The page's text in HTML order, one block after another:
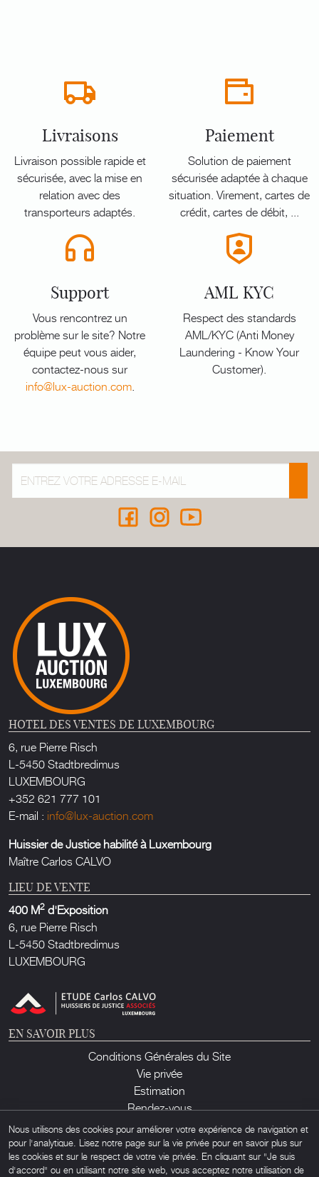
Livraisons
Livraison possible rapide et
sécurisée, avec la mise en
relation avec des
transporteurs adaptés.
Paiement
Solution de paiement
sécurisée adaptée à chaque
situation. Virement, cartes de
crédit, cartes de débit, ...
Support
Vous rencontrez un
problème sur le site? Notre
équipe peut vous aider,
contactez-nous sur
info@lux-auction.com.
AML KYC
Respect des standards
AML/KYC (Anti Money
Laundering - Know Your
Customer).
HOTEL DES VENTES DE LUXEMBOURG
6, rue Pierre Risch
L-5450 Stadtbredimus
LUXEMBOURG
+352 621 777 101
E-mail : info@lux-auction.com
Huissier de Justice habilité à Luxembourg
Maître Carlos CALVO
LIEU DE VENTE
400 M2 d'Exposition
6, rue Pierre Risch
L-5450 Stadtbredimus
LUXEMBOURG
EN SAVOIR PLUS
Conditions Générales du Site
Vie privée
Estimation
Rendez-vous
Contact
Nous utilisons des cookies pour améliorer votre expérience de navigation et
pour l'analytique. Lisez notre page sur la vie privée pour en savoir plus sur
les cookies et sur le respect de votre vie privée. En cliquant sur "Je suis
d'accord" ou en utilisant notre site web, vous acceptez notre utilisation de